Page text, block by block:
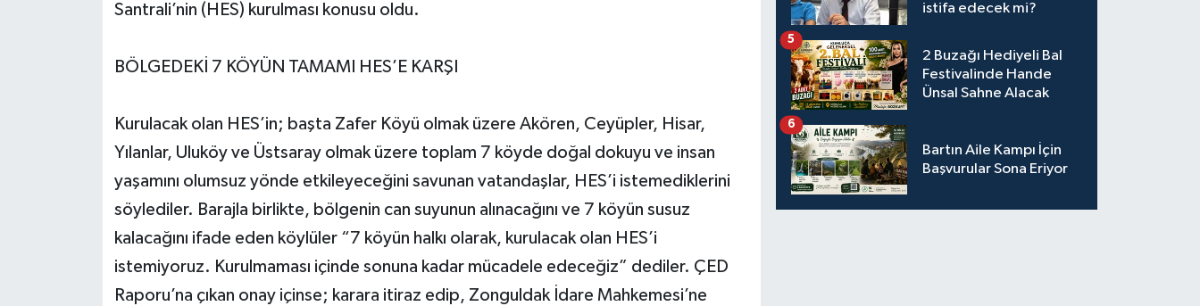
Santrali’nin (HES) kurulması konusu oldu.
BÖLGEDEKİ 7 KÖYÜN TAMAMI HES’E KARŞI
Kurulacak olan HES’in; başta Zafer Köyü olmak üzere Akören, Ceyüpler, Hisar,
Yılanlar, Uluköy ve Üstsaray olmak üzere toplam 7 köyde doğal dokuyu ve insan
yaşamını olumsuz yönde etkileyeceğini savunan vatandaşlar, HES’i istemediklerini
söylediler. Barajla birlikte, bölgenin can suyunun alınacağını ve 7 köyün susuz
kalacağını ifade eden köylüler “7 köyün halkı olarak, kurulacak olan HES’i
istemiyoruz. Kurulmaması içinde sonuna kadar mücadele edeceğiz” dediler. ÇED
Raporu’na çıkan onay içinse; karara itiraz edip, Zonguldak İdare Mahkemesi’ne
istifa edecek mi?
2 Buzağı Hediyeli Bal
Festivalinde Hande
Ünsal Sahne Alacak
5
Bartın Aile Kampı İçin
Başvurular Sona Eriyor
6